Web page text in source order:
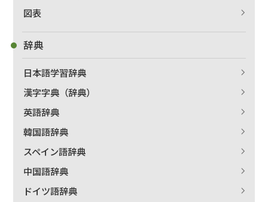
図表
辞典
日本語学習辞典
漢字字典（辞典）
英語辞典
韓国語辞典
スペイン語辞典
中国語辞典
ドイツ語辞典